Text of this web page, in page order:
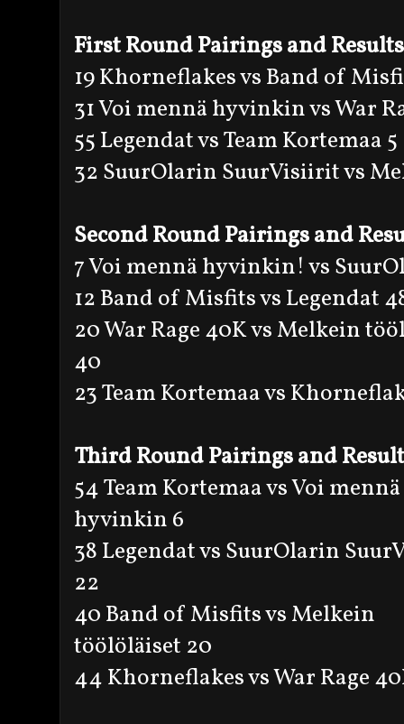
First Round Pairings and Results
19 Khorneflakes vs Band of
31 Voi mennä hyvinkin vs War
55 Legendat vs Team Kortemaa 5
32 SuurOlarin SuurVisiirit vs
Second Round Pairings and
7 Voi mennä hyvinkin! vs
12 Band of Misfits vs Legendat
20 War Rage 40K vs Melkein
40
23 Team Kortemaa vs
Third Round Pairings and
54 Team Kortemaa vs Voi mennä
hyvinkin 6
38 Legendat vs SuurOlarin
22
40 Band of Misfits vs Melkein
töölöläiset 20
44 Khorneflakes vs War Rage